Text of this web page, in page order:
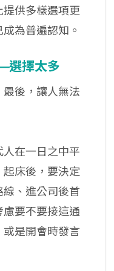
供多樣選項更
為普遍認知。
選擇太多
後，讓人無法
在一日之中平
床後，要決定
、進公司後首
要不要接這通
是開會時發言